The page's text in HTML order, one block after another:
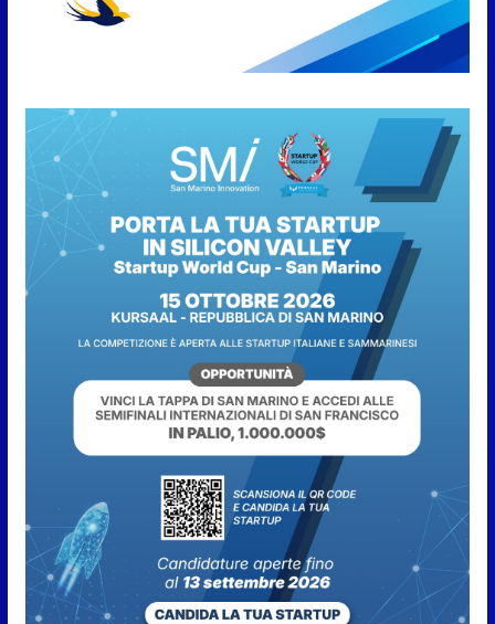
cucina e solidarietà, a Faetano.
Con la firma e la regia di